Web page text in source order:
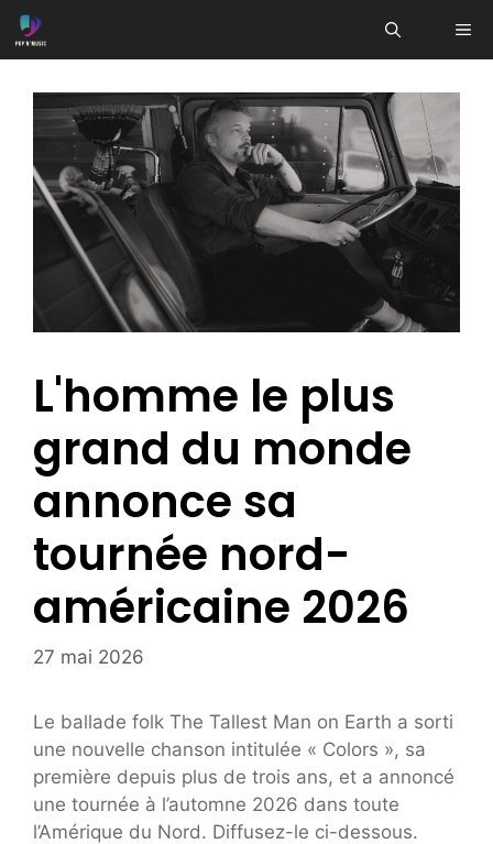
Aller
au
L'homme le plus
grand du monde
annonce sa
tournée nord-
américaine 2026
27 mai 2026
Le ballade folk The Tallest Man on Earth a sorti
une nouvelle chanson intitulée « Colors », sa
première depuis plus de trois ans, et a annoncé
une tournée à l’automne 2026 dans toute
l’Amérique du Nord. Diffusez-le ci-dessous.